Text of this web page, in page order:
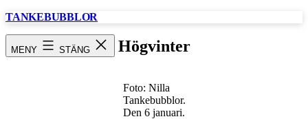
Hoppa
TANKEBUBBLOR
MENY STÄNG Högvinter
Foto: Nilla
Tankebubblor.
Den 6 januari.